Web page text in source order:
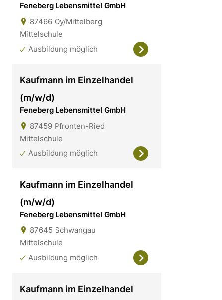
Feneberg Lebensmittel GmbH
87466 Oy/Mittelberg
Mittelschule
Ausbildung möglich
Kaufmann im Einzelhandel
(m/w/d)
Feneberg Lebensmittel GmbH
87459 Pfronten-Ried
Mittelschule
Ausbildung möglich
Kaufmann im Einzelhandel
(m/w/d)
Feneberg Lebensmittel GmbH
87645 Schwangau
Mittelschule
Ausbildung möglich
Kaufmann im Einzelhandel